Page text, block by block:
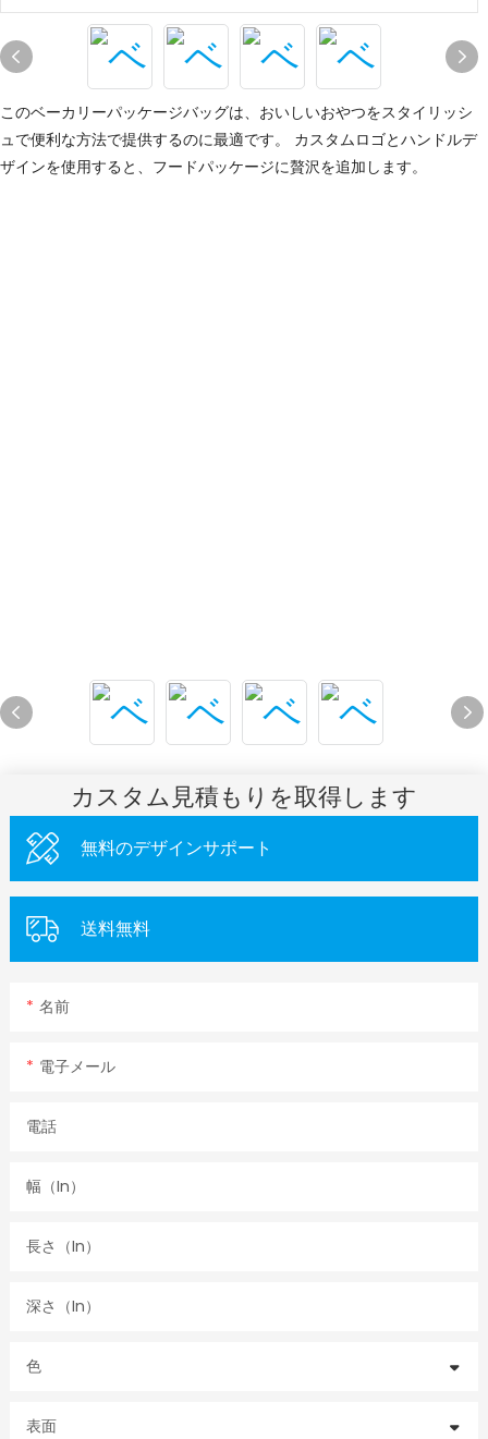
このベーカリーパッケージバッグは、おいしいおやつをスタイリッシ
ュで便利な方法で提供するのに最適です。 カスタムロゴとハンドルデ
ザインを使用すると、フードパッケージに贅沢を追加します。
カスタム見積もりを取得します
無料のデザインサポート
送料無料
名前
電子メール
電話
幅（in）
長さ（in）
深さ（in）
色
表面